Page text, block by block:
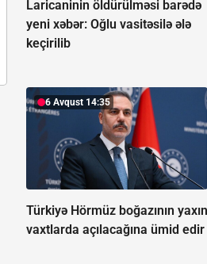
Laricaninin öldürülməsi barədə
yeni xəbər: Oğlu vasitəsilə ələ
keçirilib
6 Avqust 14:35
Türkiyə Hörmüz boğazının yaxın
vaxtlarda açılacağına ümid edir